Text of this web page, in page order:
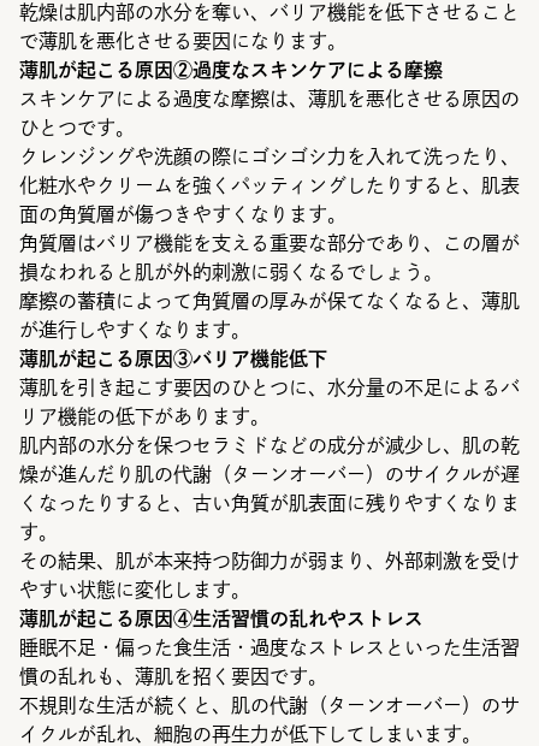
乾燥は肌内部の水分を奪い、バリア機能を低下させること
で薄肌を悪化させる要因になります。
薄肌が起こる原因②過度なスキンケアによる摩擦
スキンケアによる過度な摩擦は、薄肌を悪化させる原因の
ひとつです。
クレンジングや洗顔の際にゴシゴシ力を入れて洗ったり、
化粧水やクリームを強くパッティングしたりすると、肌表
面の角質層が傷つきやすくなります。
角質層はバリア機能を支える重要な部分であり、この層が
損なわれると肌が外的刺激に弱くなるでしょう。
摩擦の蓄積によって角質層の厚みが保てなくなると、薄肌
が進行しやすくなります。
薄肌が起こる原因③バリア機能低下
薄肌を引き起こす要因のひとつに、水分量の不足によるバ
リア機能の低下があります。
肌内部の水分を保つセラミドなどの成分が減少し、肌の乾
燥が進んだり肌の代謝（ターンオーバー）のサイクルが遅
くなったりすると、古い角質が肌表面に残りやすくなりま
す。
その結果、肌が本来持つ防御力が弱まり、外部刺激を受け
やすい状態に変化します。
薄肌が起こる原因④生活習慣の乱れやストレス
睡眠不足・偏った食生活・過度なストレスといった生活習
慣の乱れも、薄肌を招く要因です。
不規則な生活が続くと、肌の代謝（ターンオーバー）のサ
イクルが乱れ、細胞の再生力が低下してしまいます。